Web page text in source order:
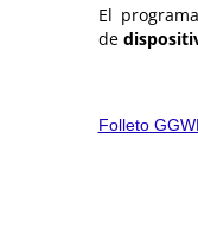
El
de
Folleto